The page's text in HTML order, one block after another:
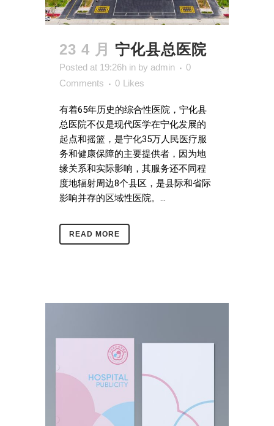
23 4 月 宁化县总医院
Posted at 19:26h in by admin
0
Comments
0 Likes
有着65年历史的综合性医院，宁化县
总医院不仅是现代医学在宁化发展的
起点和摇篮，是宁化35万人民医疗服
务和健康保障的主要提供者，因为地
缘关系和实际影响，其服务还不同程
度地辐射周边8个县区，是县际和省际
影响并存的区域性医院。...
READ MORE